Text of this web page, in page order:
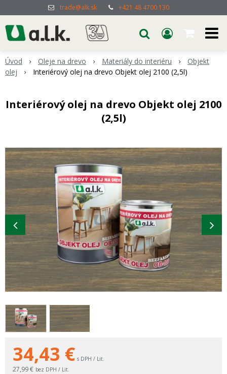
trade@alk.sk +421 48 4700 130
Úvod Oleje na drevo Materiály do interiéru
Objekt
olej
Interiérový olej na drevo Objekt olej 2100 (2,5l)
Interiérový olej na drevo Objekt olej 2100
(2,5l)
34,43 € s DPH / Lit.
27,99 € bez DPH / Lit.